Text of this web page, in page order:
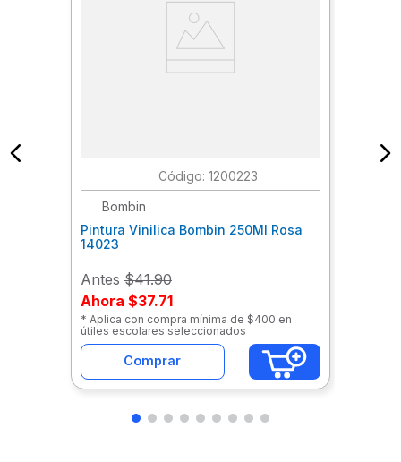
: 1200223
Bombin
Pintura Vinilica Bombin 250Ml Rosa
14023
Antes $41.90
Ahora $37.71
* Aplica con compra mínima de $400 en
útiles escolares seleccionados
Comprar